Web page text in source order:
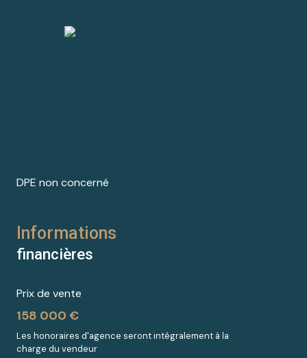
DPE non concerné
Informations
financières
Prix de vente
158 000 €
Les honoraires d'agence seront intégralement à la
charge du vendeur